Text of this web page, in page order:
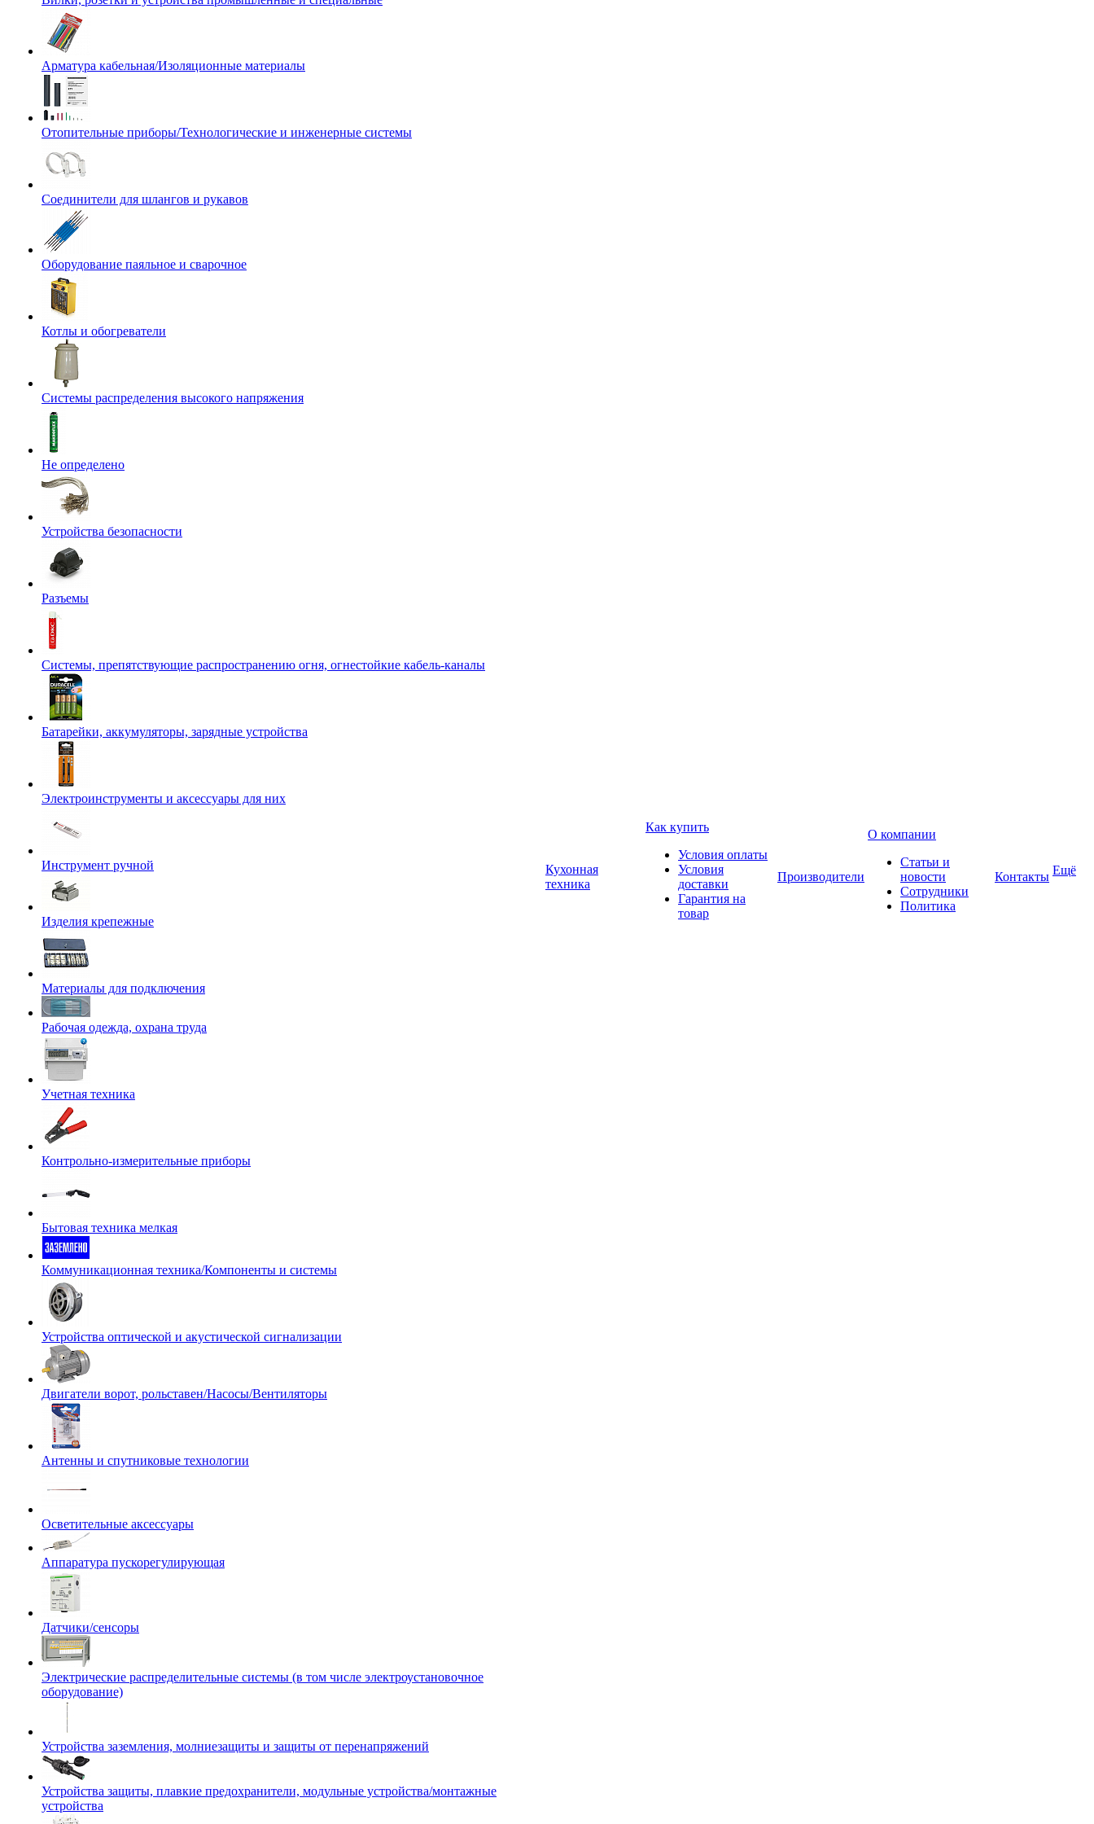
Арматура кабельная/Изоляционные материалы
Отопительные приборы/Технологические и инженерные системы
Соединители для шлангов и рукавов
Оборудование паяльное и сварочное
Котлы и обогреватели
Системы распределения высокого напряжения
Не определено
Устройства безопасности
Разъемы
Системы, препятствующие распространению огня, огнестойкие кабель-каналы
Батарейки, аккумуляторы, зарядные устройства
Электроинструменты и аксессуары для них
Инструмент ручной
Изделия крепежные
Материалы для подключения
Рабочая одежда, охрана труда
Учетная техника
Контрольно-измерительные приборы
Бытовая техника мелкая
Коммуникационная техника/Компоненты и системы
Устройства оптической и акустической сигнализации
Двигатели ворот, рольставен/Насосы/Вентиляторы
Антенны и спутниковые технологии
Осветительные аксессуары
Аппаратура пускорегулирующая
Датчики/сенсоры
Электрические распределительные системы (в том числе электроустановочное
оборудование)
Устройства заземления, молниезащиты и защиты от перенапряжений
Устройства защиты, плавкие предохранители, модульные устройства/монтажные
устройства
Кухонная
техника
Как купить
Условия оплаты
Условия
доставки
Гарантия на
товар
Производители
О компании
Статьи и
новости
Сотрудники
Политика
Контакты Ещё